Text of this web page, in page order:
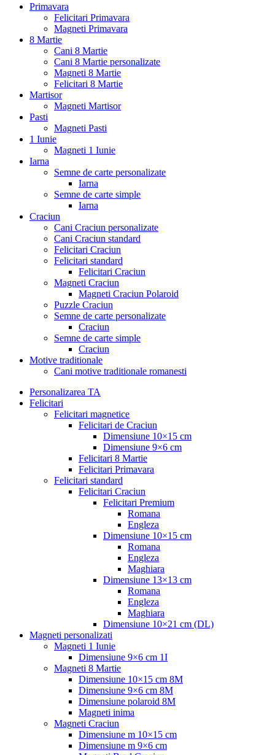
Primavara
Felicitari Primavara
Magneti Primavara
8 Martie
Cani 8 Martie
Cani 8 Martie personalizate
Magneti 8 Martie
Felicitari 8 Martie
Martisor
Magneti Martisor
Pasti
Magneti Pasti
1 Iunie
Magneti 1 Iunie
Iarna
Semne de carte personalizate
Iarna
Semne de carte simple
Iarna
Craciun
Cani Craciun personalizate
Cani Craciun standard
Felicitari Craciun
Felicitari standard
Felicitari Craciun
Magneti Craciun
Magneti Craciun Polaroid
Puzzle Craciun
Semne de carte personalizate
Craciun
Semne de carte simple
Craciun
Motive traditionale
Cani motive traditionale romanesti
Personalizarea TA
Felicitari
Felicitari magnetice
Felicitari de Craciun
Dimensiune 10×15 cm
Dimensiune 9×6 cm
Felicitari 8 Martie
Felicitari Primavara
Felicitari standard
Felicitari Craciun
Felicitari Premium
Romana
Engleza
Dimensiune 10×15 cm
Romana
Engleza
Maghiara
Dimensiune 13×13 cm
Romana
Engleza
Maghiara
Dimensiune 10×21 cm (DL)
Magneti personalizati
Magneti 1 Iunie
Dimensiune 9×6 cm 1I
Magneti 8 Martie
Dimensiune 10×15 cm 8M
Dimensiune 9×6 cm 8M
Dimensiune polaroid 8M
Magneti inima
Magneti Craciun
Dimensiune m 10×15 cm
Dimensiune m 9×6 cm